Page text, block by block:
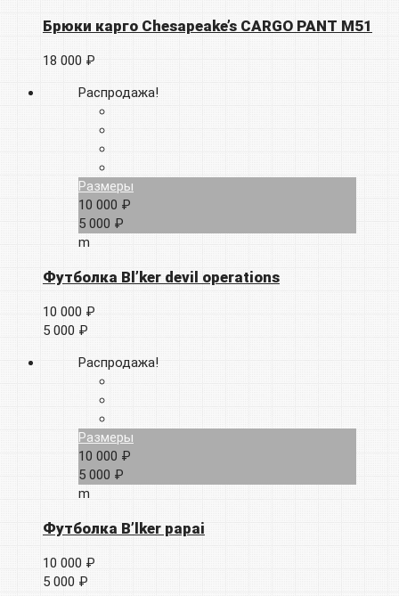
Брюки карго Chesapeake’s CARGO PANT M51
18 000 ₽
Распродажа!
Размеры
10 000 ₽
5 000 ₽
m
Футболка Bl’ker devil operations
10 000 ₽
5 000 ₽
Распродажа!
Размеры
10 000 ₽
5 000 ₽
m
Футболка B’lker papai
10 000 ₽
5 000 ₽